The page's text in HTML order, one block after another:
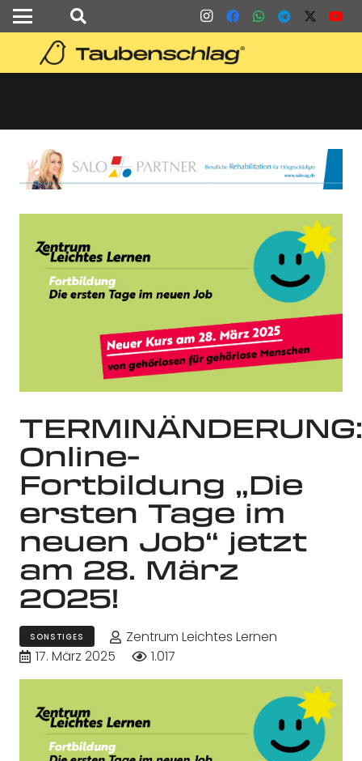
TERMINÄNDERUNG:
Online-
Fortbildung „Die
ersten Tage im
neuen Job“ jetzt
am 28. März
2025!
SONSTIGES
Zentrum Leichtes Lernen
17. März 2025
1.017